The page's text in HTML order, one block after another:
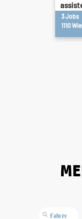
3 Jobs
1110
Fahrer